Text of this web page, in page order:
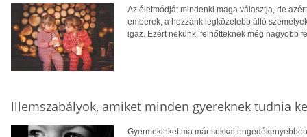
Az életmódját mindenki maga választja, de
emberek, a hozzánk legközelebb álló
igaz. Ezért nekünk, felnőtteknek még nagyobb
lllemszabályok, amiket minden gyereknek tudnia
Gyermekinket ma már sokkal